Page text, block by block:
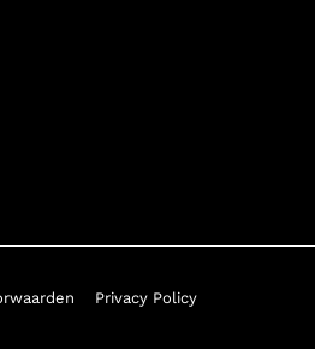
altijd een feestje! Natuurlijk is
Privacy Policy